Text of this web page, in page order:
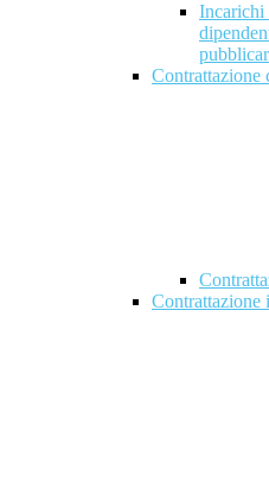
Incarichi
Contrattazione
Contrattazione